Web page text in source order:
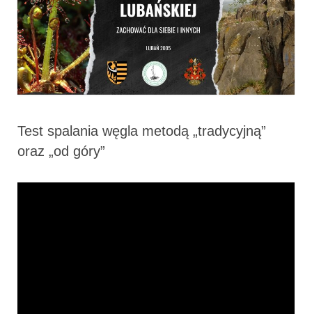
Test spalania węgla metodą „tradycyjną”
oraz „od góry”